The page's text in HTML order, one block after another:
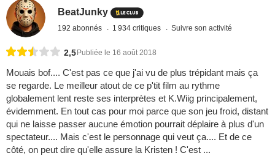
BeatJunky
192 abonnés 1 934 critiques Suivre son activité
2,5 Publiée le 16 août 2018
Mouais bof.... C'est pas ce que j'ai vu de plus trépidant mais ça
se regarde. Le meilleur atout de ce p'tit film au rythme
globalement lent reste ses interprètes et K.Wiig principalement,
évidemment. En tout cas pour moi parce que son jeu froid, distant
qui ne laisse passer aucune émotion pourrait déplaire à plus d'un
spectateur.... Mais c'est le personnage qui veut ça.... Et de ce
côté, on peut dire qu'elle assure la Kristen ! C'est ...